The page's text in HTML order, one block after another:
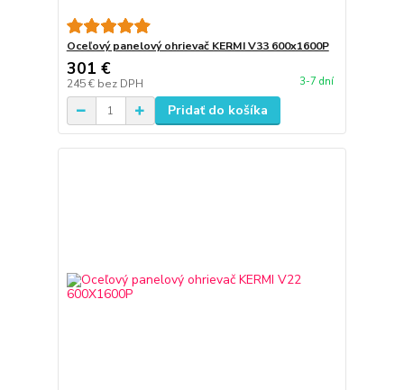
Oceľový panelový ohrievač KERMI V33 600x1600P
301 €
245 € bez DPH 3-7 dní
Pridať do košíka